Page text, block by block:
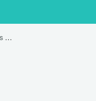
「私をからかわないで。」は英語で "Don't mess me around."